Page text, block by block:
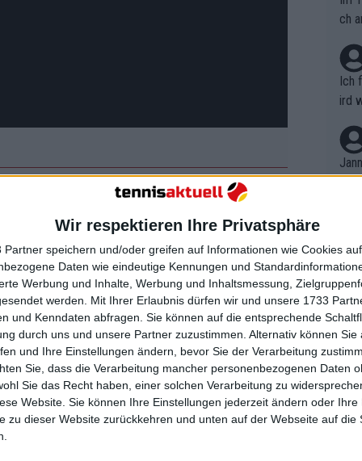
Wir respektieren Ihre Privatsphäre
Partner speichern und/oder greifen auf Informationen wie Cookies
Daten wie eindeutige Kennungen und
Werbung und Inhalte, Werbung und Inhaltsmessung,
werden. Mit Ihrer Erlaubnis dürfen wir und unsere 1733
und Kenndaten abfragen. Sie können auf die entsprechende
durch uns und unsere Partner zuzustimmen. Alternativ können Sie
und Ihre Einstellungen ändern, bevor Sie der Verarbeitung
Sie, dass die Verarbeitung mancher personenbezogenen Daten
Sie das Recht haben, einer solchen Verarbeitung zu
Website. Sie können Ihre Einstellungen jederzeit ändern oder Ihre
zu dieser Website zurückkehren und unten auf der Webseite auf die
Mannschaft anzutreten und
jeden Gegner zu haben. So wird es
zusammenkommen, von Australien
man bedenkt, dass Djokovic, der
in der Geschichte des
Ära gilt, auch bei den kommenden
Slam des Jahres 2025 wird vom
wo Spieler aus der ganzen Welt ihr
Preis sichern wollen. Man
Star so kurz nach seiner Grand
ch
Ich
ird
r in
em
t,
B.
on
uss
mal
des
n
nt.
kel